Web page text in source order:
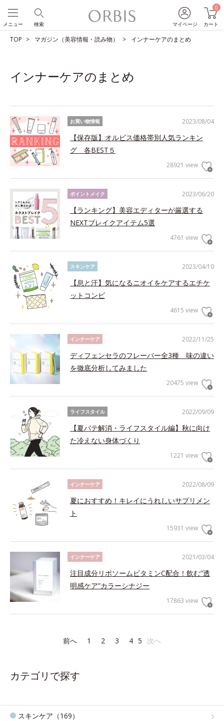
マイページ
0
カート
検索
メニュー
TOP マガジン（美容情報・読み物） インナーケアのまとめ
インナーケアのまとめ
2023/08/04
お買い物情報
【保存版】オルビス価格帯別人気ランキン
グ 各BEST５
28921 view
2023/06/20
ポイントメイク
【ランキング】美容エディターが厳選する
NEXTブレイクアイテム5選
4761 view
2023/04/10
スキンケア
【息と汗】気になるニオイをケアするエチケ
ットコンビ
4615 view
2022/11/25
インナーケア
ディフェンセラのフレーバー全3種 味の違い
を徹底分析してみました
20475 view
2022/09/09
ライフスタイル
【夏バテ解消・ライフスタイル編】秋に向け
た冷えない身体づくり
1221 view
2022/08/09
インナーケア
夏におすすめ！キレイにうれしいサプリメン
ト
15931 view
2021/03/04
インナーケア
注目成分リポソームビタミンC配合！飲む”透
明感ケア”カラーシナジー
17863 view
前へ 1 2 3 4 5 次へ
カテゴリで探す
スキンケア（169）